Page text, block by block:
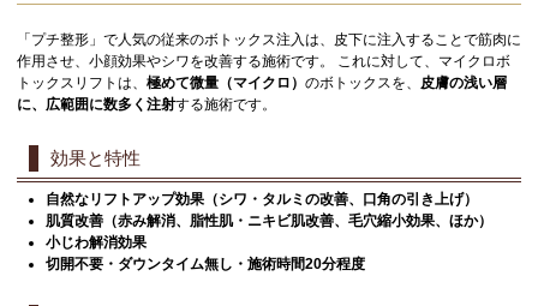
「プチ整形」で人気の従来のボトックス注入は、皮下に注入することで筋肉に
作用させ、小顔効果やシワを改善する施術です。 これに対して、マイクロボ
トックスリフトは、 極めて微量（マイクロ） のボトックスを、
皮膚の浅い層
に、広範囲に数多く注射する施術です。
効果と特性
自然なリフトアップ効果（シワ・タルミの改善、口角の引き上げ）
肌質改善（赤み解消、脂性肌・ニキビ肌改善、毛穴縮小効果、ほか）
小じわ解消効果
切開不要・ダウンタイム無し・施術時間20分程度